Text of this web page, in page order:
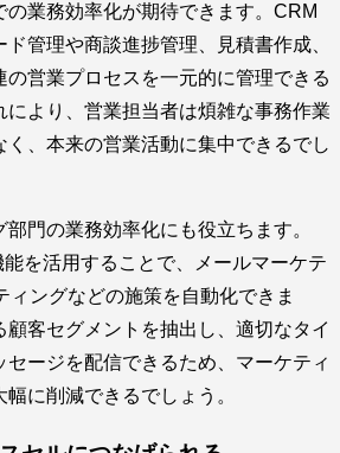
の業務効率化が期待できます。CRM
管理や商談進捗管理、見積書作成、
営業プロセスを一元的に管理できる
により、営業担当者は煩雑な事務作業
く、本来の営業活動に集中できるでし
門の業務効率化にも役立ちます。
を活用することで、メールマーケテ
ィングなどの施策を自動化できま
客セグメントを抽出し、適切なタイ
セージを配信できるため、マーケティ
に削減できるでしょう。